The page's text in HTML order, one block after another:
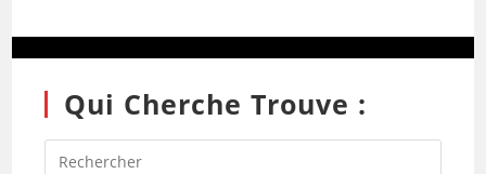
Qui Cherche Trouve :